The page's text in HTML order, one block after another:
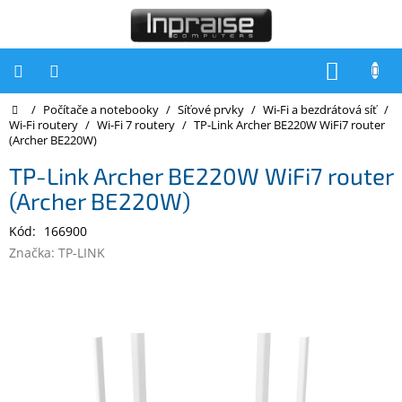
Počítače
Počítače
Notebooky
Tiskárny
Domů
/ Počítače a notebooky / Síťové prvky / Wi-Fi a bezdrátová síť /
Wi-Fi routery / Wi-Fi 7 routery / TP-Link Archer BE220W WiFi7 router
(Archer BE220W)
TP-Link Archer BE220W WiFi7 router
(Archer BE220W)
Kód: 166900
Značka: TP-LINK